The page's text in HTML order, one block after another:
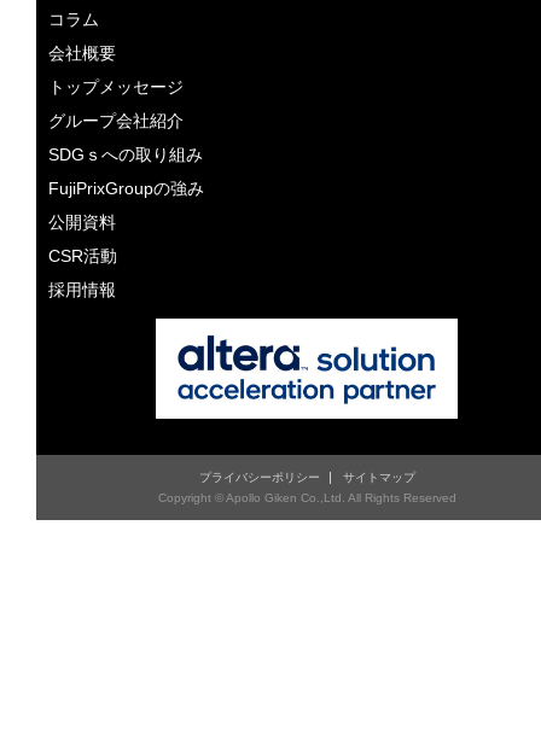
コラム
会社概要
トップメッセージ
グループ会社紹介
SDGｓへの取り組み
FujiPrixGroupの強み
公開資料
CSR活動
採用情報
プライバシーポリシー
サイトマップ
Copyright © Apollo Giken Co.,Ltd. All Rights Reserved